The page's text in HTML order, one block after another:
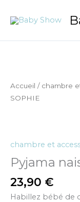
Accueil / chambre
SOPHIE
chambre et
Pyjama
23,90 €
Habillez bébé de
Pyjama
naissance